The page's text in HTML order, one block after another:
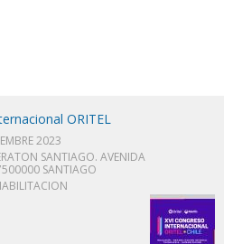
ORITEL
2023
SANTIAGO. AVENIDA
SANTIAGO